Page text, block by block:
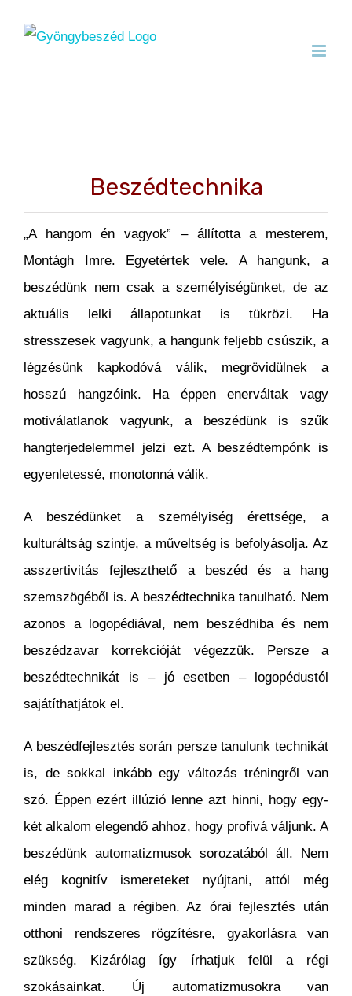
Beszédtechnika
„A hangom én vagyok” – állította a mesterem,
Montágh Imre. Egyetértek vele. A hangunk, a
beszédünk nem csak a személyiségünket, de az
aktuális lelki állapotunkat is tükrözi. Ha
stresszesek vagyunk, a hangunk feljebb csúszik, a
légzésünk kapkodóvá válik, megrövidülnek a
hosszú hangzóink. Ha éppen enerváltak vagy
motiválatlanok vagyunk, a beszédünk is szűk
hangterjedelemmel jelzi ezt. A beszédtempónk is
egyenletessé, monotonná válik.
A beszédünket a személyiség érettsége, a
kulturáltság szintje, a műveltség is befolyásolja. Az
asszertivitás fejleszthető a beszéd és a hang
szemszögéből is. A beszédtechnika tanulható. Nem
azonos a logopédiával, nem beszédhiba és nem
beszédzavar korrekcióját végezzük. Persze a
beszédtechnikát is – jó esetben – logopédustól
sajátíthatjátok el.
A beszédfejlesztés során persze tanulunk technikát
is, de sokkal inkább egy változás tréningről van
szó. Éppen ezért illúzió lenne azt hinni, hogy egy-
két alkalom elegendő ahhoz, hogy profivá váljunk. A
beszédünk automatizmusok sorozatából áll. Nem
elég kognitív ismereteket nyújtani, attól még
minden marad a régiben. Az órai fejlesztés után
otthoni rendszeres rögzítésre, gyakorlásra van
szükség. Kizárólag így írhatjuk felül a régi
szokásainkat. Új automatizmusokra van